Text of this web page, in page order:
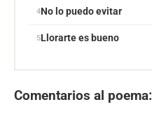
No lo puedo evitar
Llorarte es bueno
Comentarios al poema: